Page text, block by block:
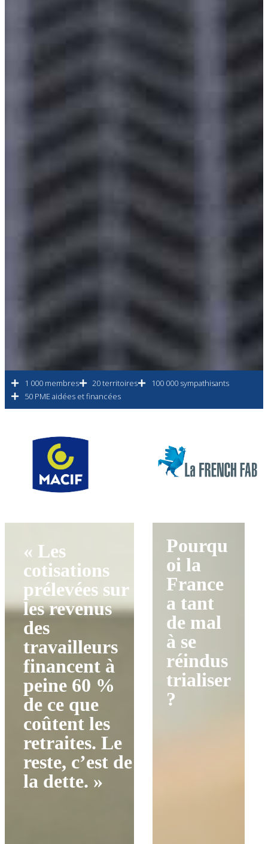
1 000 membres 20 territoires
100 000 sympathisants
50 PME aidées et financées
« Les
cotisations
prélevées sur
les revenus
des
travailleurs
financent à
peine 60 %
de ce que
coûtent les
retraites. Le
reste, c’est de
la dette. »
Pourqu
oi la
France
a tant
de mal
à se
réindus
trialiser
?